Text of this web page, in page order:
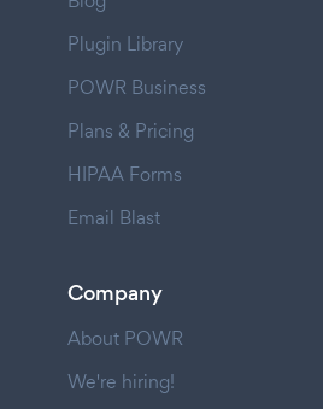
Plugin Library
POWR Business
Plans & Pricing
HIPAA Forms
Email Blast
Company
About POWR
We're hiring!